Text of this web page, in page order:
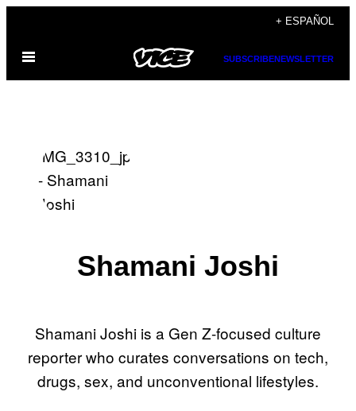
contenido
+ ESPAÑOL
Abrir
SUBSCRIBENEWSLETTER
Shamani Joshi
Shamani Joshi is a Gen Z-focused culture
reporter who curates conversations on tech,
drugs, sex, and unconventional lifestyles.